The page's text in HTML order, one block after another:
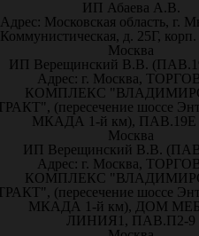
ИП Абаева А.В.
Адрес: Московская область, г.
Коммунистическая, д. 25Г, корп.
Москва
ИП Верещинский В.В.
Адрес: г. Москва,
КОМПЛЕКС
(пересечение шоссе
МКАДА 1-й км), ПАВ.19Е
Москва
ИП Верещинский В.В.
Адрес: г. Москва,
КОМПЛЕКС
(пересечение шоссе
МКАДА 1-й км), ДОМ
ЛИНИЯ1, ПАВ.П2-9